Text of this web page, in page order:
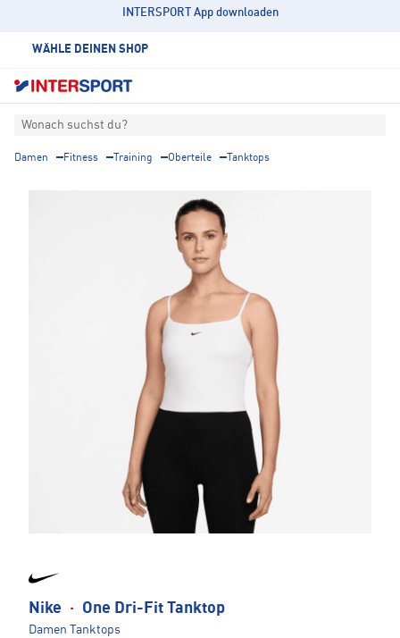
INTERSPORT App downloaden
WÄHLE DEINEN SHOP
Wonach suchst du?
Damen Fitness Training Oberteile Tanktops
Nike · One Dri-Fit Tanktop
Damen Tanktops